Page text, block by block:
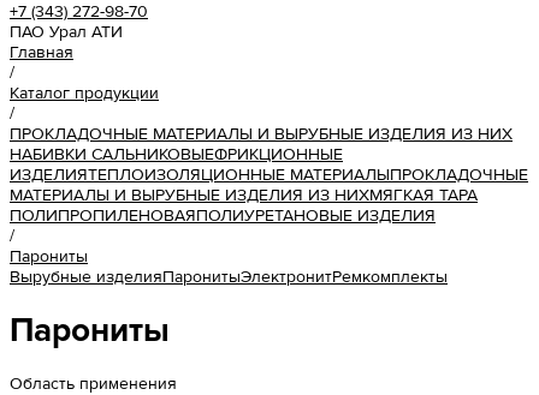
+7 (343) 272-98-70
ПАО Урал АТИ
Главная
/
Каталог продукции
/
ПРОКЛАДОЧНЫЕ МАТЕРИАЛЫ И ВЫРУБНЫЕ ИЗДЕЛИЯ ИЗ НИХ
НАБИВКИ САЛЬНИКОВЫЕФРИКЦИОННЫЕ
ИЗДЕЛИЯТЕПЛОИЗОЛЯЦИОННЫЕ МАТЕРИАЛЫПРОКЛАДОЧНЫЕ
МАТЕРИАЛЫ И ВЫРУБНЫЕ ИЗДЕЛИЯ ИЗ НИХМЯГКАЯ ТАРА
ПОЛИПРОПИЛЕНОВАЯПОЛИУРЕТАНОВЫЕ ИЗДЕЛИЯ
/
Парониты
Вырубные изделияПаронитыЭлектронитРемкомплекты
Парониты
Область применения